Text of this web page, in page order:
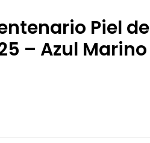
Piel de
– Azul Marino